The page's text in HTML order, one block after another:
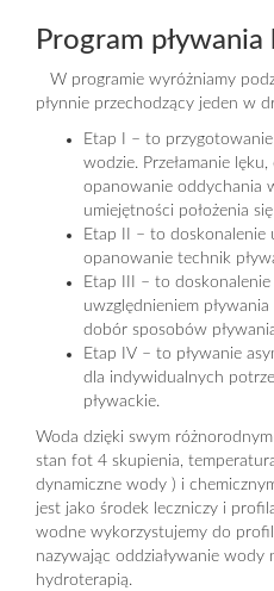
Program
W programie wyróżniamy
płynnie przechodzący jeden w
Etap I – to
wodzie. Przełamanie
opanowanie oddychania
umiejętności położenia
Etap II – to doskonalenie
opanowanie technik
Etap III – to
uwzględnieniem
dobór sposobów
Etap IV – to pływanie
dla indywidualnych
pływackie.
Woda dzięki swym
stan fot 4 skupienia,
dynamiczne wody ) i
jest jako środek leczniczy i
wodne wykorzystujemy do
nazywając oddziaływanie wody
hydroterapią.